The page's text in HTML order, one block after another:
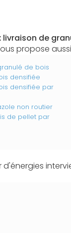
livraison de
propose
de bois
densifiée
densifiée par
non routier
de pellet par
d'énergies